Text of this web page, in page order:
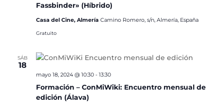
Fassbinder» (Híbrido)
Casa del Cine, Almería Camino Romero, s/n, Almería, España
Gratuito
SÁB
18
Formación – ConMiWiki: Encuentro mensual de
edición (Álava)
mayo 18, 2024 @ 10:30- 13:30